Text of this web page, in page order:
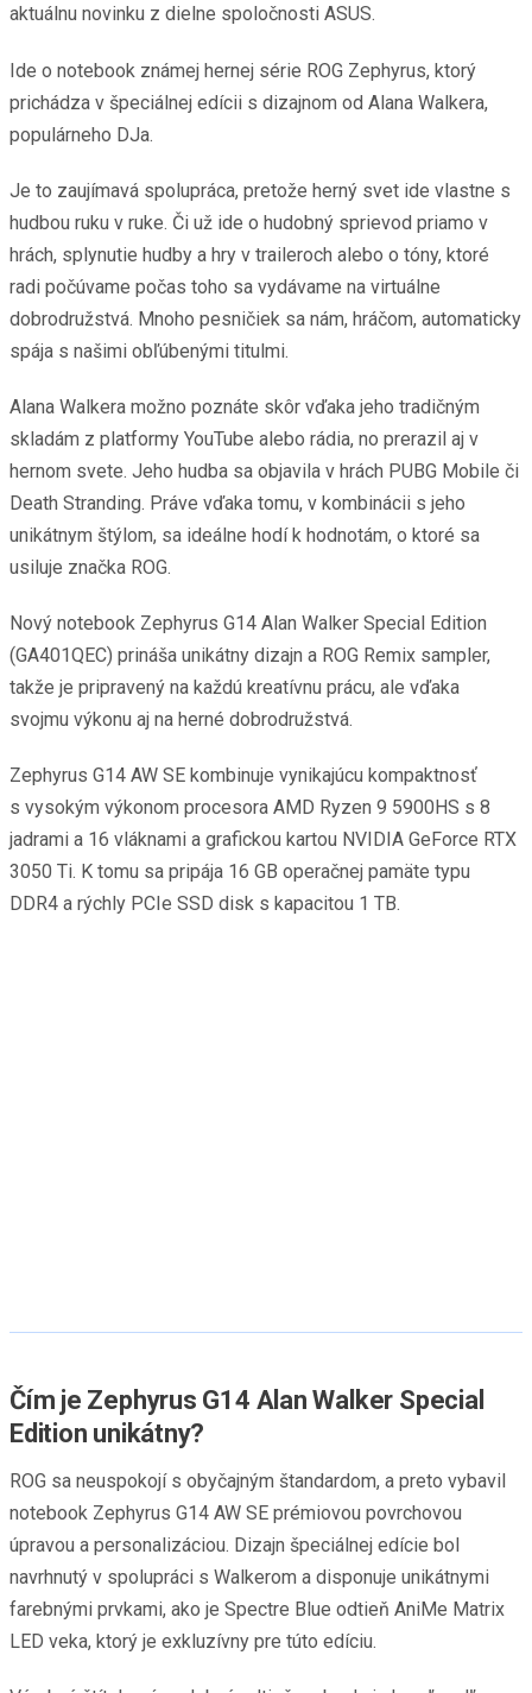
aktuálnu novinku z dielne spoločnosti ASUS.
Ide o notebook známej hernej série ROG Zephyrus, ktorý
prichádza v špeciálnej edícii s dizajnom od Alana Walkera,
populárneho DJa.
Je to zaujímavá spolupráca, pretože herný svet ide vlastne s
hudbou ruku v ruke. Či už ide o hudobný sprievod priamo v
hrách, splynutie hudby a hry v traileroch alebo o tóny, ktoré
radi počúvame počas toho sa vydávame na virtuálne
dobrodružstvá. Mnoho pesničiek sa nám, hráčom, automaticky
spája s našimi obľúbenými titulmi.
Alana Walkera možno poznáte skôr vďaka jeho tradičným
skladám z platformy YouTube alebo rádia, no prerazil aj v
hernom svete. Jeho hudba sa objavila v hrách PUBG Mobile či
Death Stranding. Práve vďaka tomu, v kombinácii s jeho
unikátnym štýlom, sa ideálne hodí k hodnotám, o ktoré sa
usiluje značka ROG.
Nový notebook Zephyrus G14 Alan Walker Special Edition
(GA401QEC) prináša unikátny dizajn a ROG Remix sampler,
takže je pripravený na každú kreatívnu prácu, ale vďaka
svojmu výkonu aj na herné dobrodružstvá.
Zephyrus G14 AW SE kombinuje vynikajúcu kompaktnosť
s vysokým výkonom procesora AMD Ryzen 9 5900HS s 8
jadrami a 16 vláknami a grafickou kartou NVIDIA GeForce RTX
3050 Ti. K tomu sa pripája 16 GB operačnej pamäte typu
DDR4 a rýchly PCIe SSD disk s kapacitou 1 TB.
Čím je Zephyrus G14 Alan Walker Special
Edition unikátny?
ROG sa neuspokojí s obyčajným štandardom, a preto vybavil
notebook Zephyrus G14 AW SE prémiovou povrchovou
úpravou a personalizáciou. Dizajn špeciálnej edície bol
navrhnutý v spolupráci s Walkerom a disponuje unikátnymi
farebnými prvkami, ako je Spectre Blue odtieň AniMe Matrix
LED veka, ktorý je exkluzívny pre túto edíciu.